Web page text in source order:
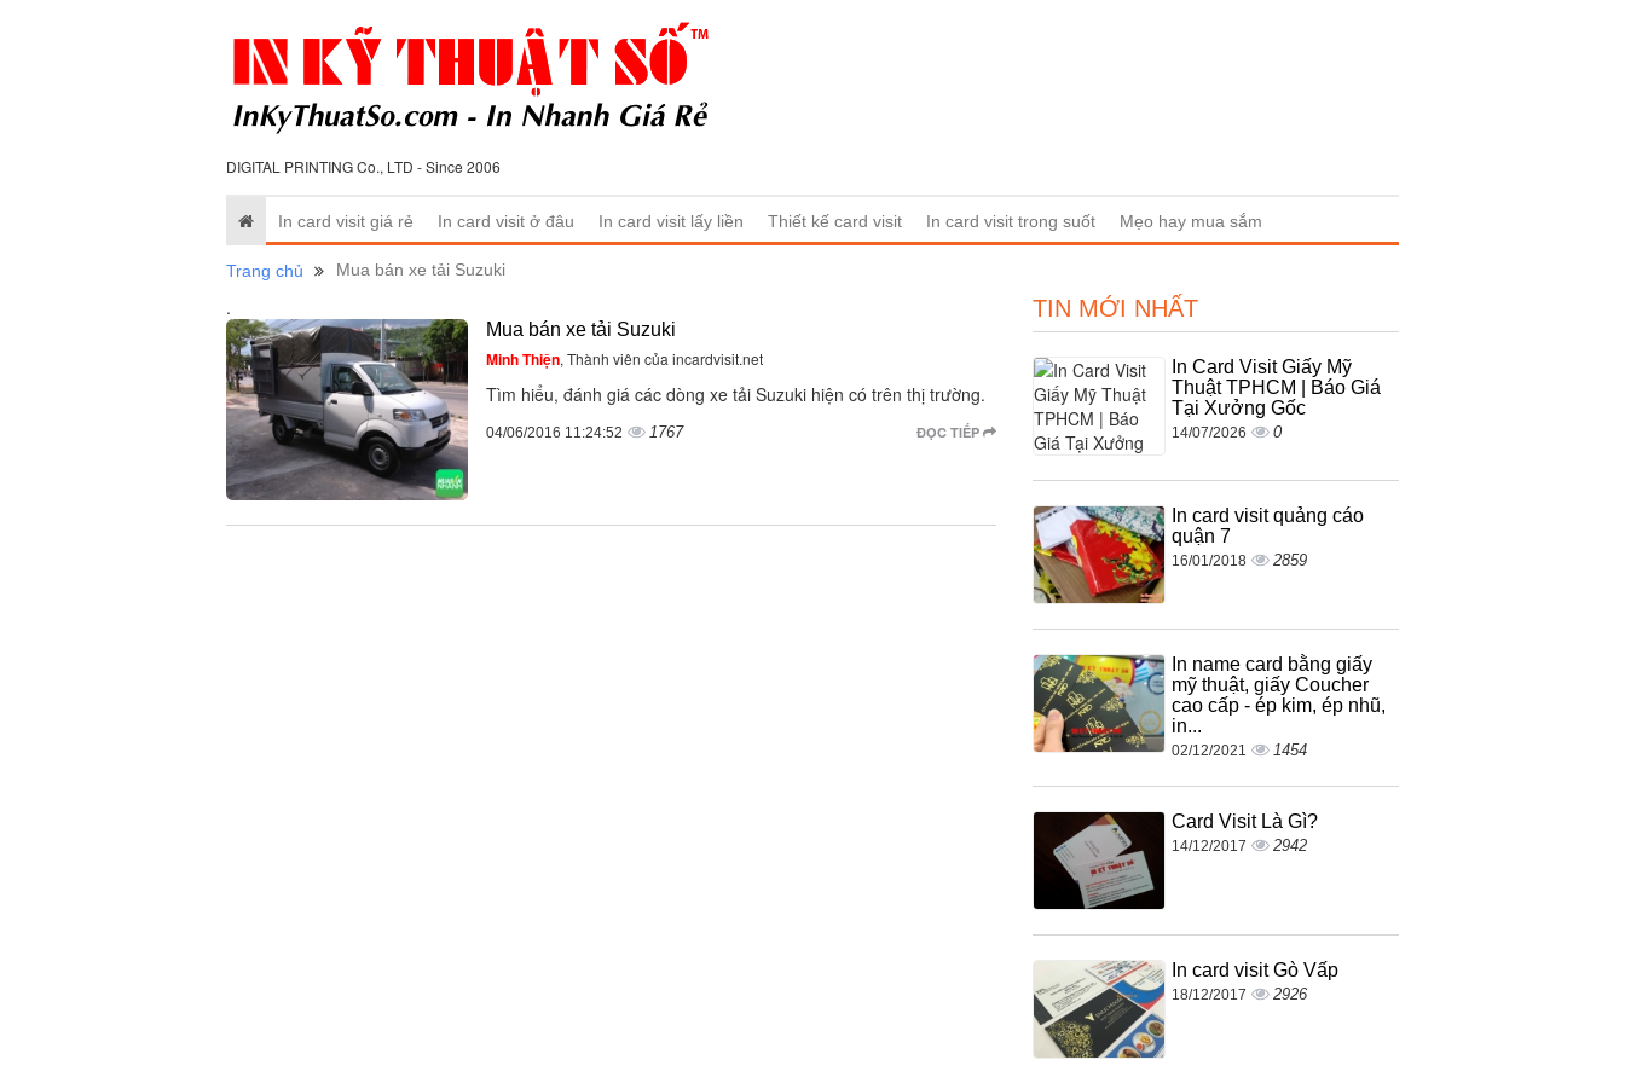
DIGITAL PRINTING Co., LTD - Since 2006
In card visit giá rẻ In card visit ở đâu In card visit lấy liền Thiết kế card visit In card visit trong suốt Mẹo hay mua sắm
Trang chủ Mua bán xe tải Suzuki
.
Mua bán xe tải Suzuki
Minh Thiện, Thành viên của incardvisit.net
Tìm hiểu, đánh giá các dòng xe tải Suzuki hiện có trên thị trường.
ĐỌC TIẾP
04/06/2016 11:24:52 1767
TIN MỚI NHẤT
In Card Visit Giấy Mỹ
Thuật TPHCM | Báo Giá
Tại Xưởng Gốc
14/07/2026 0
In card visit quảng cáo
quận 7
16/01/2018 2859
In name card bằng giấy
mỹ thuật, giấy Coucher
cao cấp - ép kim, ép nhũ,
in...
02/12/2021 1454
Card Visit Là Gì?
14/12/2017 2942
In card visit Gò Vấp
18/12/2017 2926